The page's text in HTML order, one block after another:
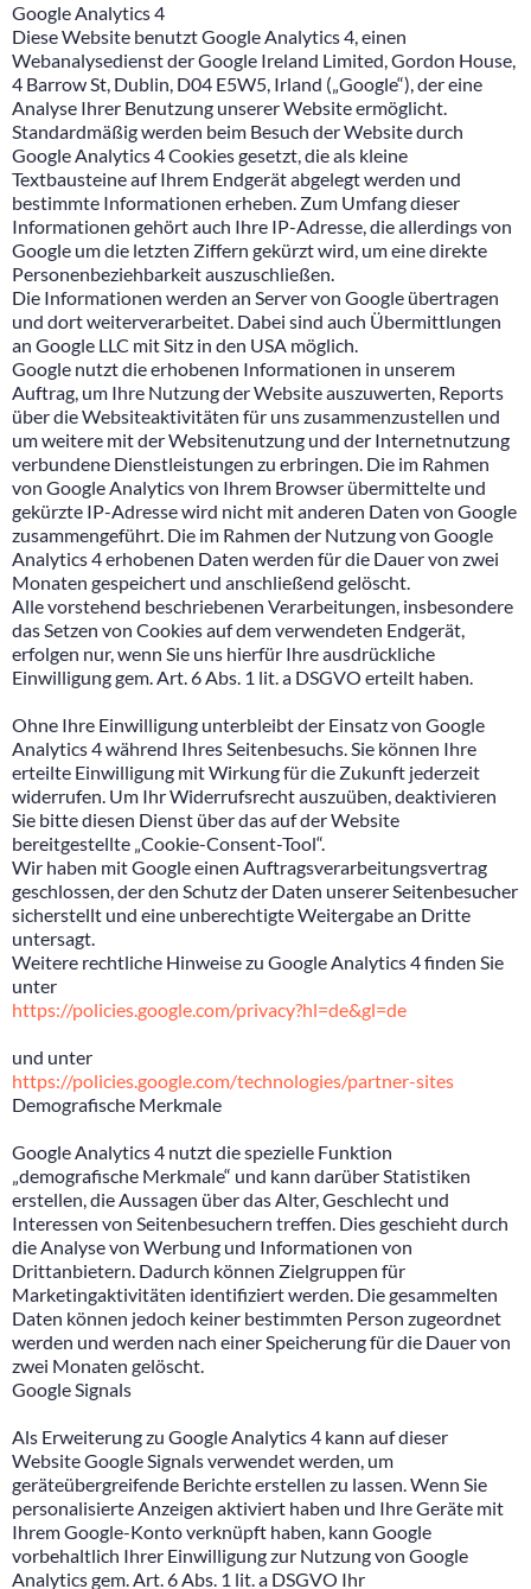
Google Analytics 4
Diese Website benutzt Google Analytics 4, einen
Webanalysedienst der Google Ireland Limited, Gordon House,
4 Barrow St, Dublin, D04 E5W5, Irland („Google“), der eine
Analyse Ihrer Benutzung unserer Website ermöglicht.
Standardmäßig werden beim Besuch der Website durch
Google Analytics 4 Cookies gesetzt, die als kleine
Textbausteine auf Ihrem Endgerät abgelegt werden und
bestimmte Informationen erheben. Zum Umfang dieser
Informationen gehört auch Ihre IP-Adresse, die allerdings von
Google um die letzten Ziffern gekürzt wird, um eine direkte
Personenbeziehbarkeit auszuschließen.
Die Informationen werden an Server von Google übertragen
und dort weiterverarbeitet. Dabei sind auch Übermittlungen
an Google LLC mit Sitz in den USA möglich.
Google nutzt die erhobenen Informationen in unserem
Auftrag, um Ihre Nutzung der Website auszuwerten, Reports
über die Websiteaktivitäten für uns zusammenzustellen und
um weitere mit der Websitenutzung und der Internetnutzung
verbundene Dienstleistungen zu erbringen. Die im Rahmen
von Google Analytics von Ihrem Browser übermittelte und
gekürzte IP-Adresse wird nicht mit anderen Daten von Google
zusammengeführt. Die im Rahmen der Nutzung von Google
Analytics 4 erhobenen Daten werden für die Dauer von zwei
Monaten gespeichert und anschließend gelöscht.
Alle vorstehend beschriebenen Verarbeitungen, insbesondere
das Setzen von Cookies auf dem verwendeten Endgerät,
erfolgen nur, wenn Sie uns hierfür Ihre ausdrückliche
Einwilligung gem. Art. 6 Abs. 1 lit. a DSGVO erteilt haben.
Ohne Ihre Einwilligung unterbleibt der Einsatz von Google
Analytics 4 während Ihres Seitenbesuchs. Sie können Ihre
erteilte Einwilligung mit Wirkung für die Zukunft jederzeit
widerrufen. Um Ihr Widerrufsrecht auszuüben, deaktivieren
Sie bitte diesen Dienst über das auf der Website
bereitgestellte „Cookie-Consent-Tool“.
Wir haben mit Google einen Auftragsverarbeitungsvertrag
geschlossen, der den Schutz der Daten unserer Seitenbesucher
sicherstellt und eine unberechtigte Weitergabe an Dritte
untersagt.
Weitere rechtliche Hinweise zu Google Analytics 4 finden Sie
unter
https://policies.google.com/privacy?hl=de&gl=de
und unter
https://policies.google.com/technologies/partner-sites
Demografische Merkmale
Google Analytics 4 nutzt die spezielle Funktion
„demografische Merkmale“ und kann darüber Statistiken
erstellen, die Aussagen über das Alter, Geschlecht und
Interessen von Seitenbesuchern treffen. Dies geschieht durch
die Analyse von Werbung und Informationen von
Drittanbietern. Dadurch können Zielgruppen für
Marketingaktivitäten identifiziert werden. Die gesammelten
Daten können jedoch keiner bestimmten Person zugeordnet
werden und werden nach einer Speicherung für die Dauer von
zwei Monaten gelöscht.
Google Signals
Als Erweiterung zu Google Analytics 4 kann auf dieser
Website Google Signals verwendet werden, um
geräteübergreifende Berichte erstellen zu lassen. Wenn Sie
personalisierte Anzeigen aktiviert haben und Ihre Geräte mit
Ihrem Google-Konto verknüpft haben, kann Google
vorbehaltlich Ihrer Einwilligung zur Nutzung von Google
Analytics gem. Art. 6 Abs. 1 lit. a DSGVO Ihr